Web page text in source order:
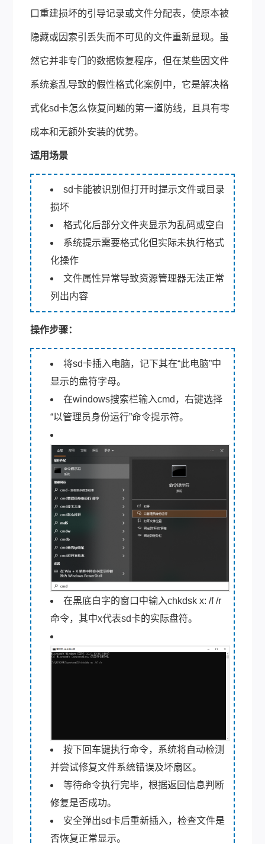
口重建损坏的引导记录或文件分配表，使原本被
隐藏或因索引丢失而不可见的文件重新显现。虽
然它并非专门的数据恢复程序，但在某些因文件
系统紊乱导致的假性格式化案例中，它是解决格
式化sd卡怎么恢复问题的第一道防线，且具有零
成本和无额外安装的优势。
适用场景
sd卡能被识别但打开时提示文件或目录
损坏
格式化后部分文件夹显示为乱码或空白
系统提示需要格式化但实际未执行格式
化操作
文件属性异常导致资源管理器无法正常
列出内容
操作步骤：
将sd卡插入电脑，记下其在“此电脑”中
显示的盘符字母。
在windows搜索栏输入cmd，右键选择
“以管理员身份运行”命令提示符。
在黑底白字的窗口中输入chkdsk x: /f /r
命令，其中x代表sd卡的实际盘符。
按下回车键执行命令，系统将自动检测
并尝试修复文件系统错误及坏扇区。
等待命令执行完毕，根据返回信息判断
修复是否成功。
安全弹出sd卡后重新插入，检查文件是
否恢复正常显示。